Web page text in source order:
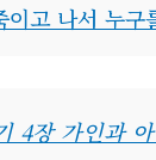
고 나서 누구
4장 가인과